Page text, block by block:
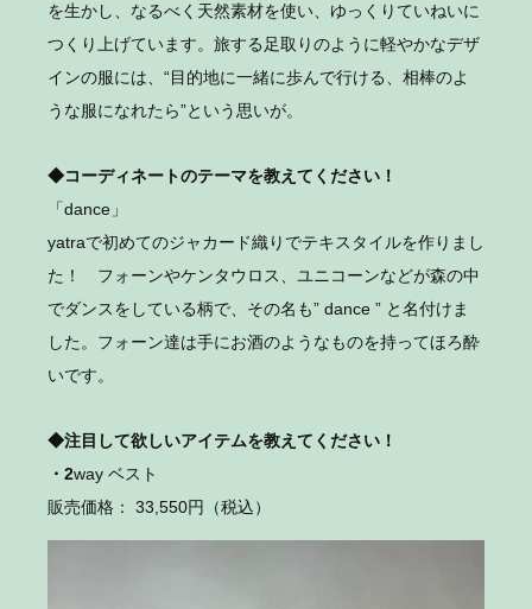
を生かし、なるべく天然素材を使い、ゆっくりていねいに
つくり上げています。旅する足取りのように軽やかなデザ
インの服には、“目的地に一緒に歩んで行ける、相棒のよ
うな服になれたら”という思いが。
◆コーディネートのテーマを教えてください！
「dance」
yatraで初めてのジャカード織りでテキスタイルを作りまし
た！ フォーンやケンタウロス、ユニコーンなどが森の中
でダンスをしている柄で、その名も” dance ” と名付けま
した。フォーン達は手にお酒のようなものを持ってほろ酔
いです。
◆注目して欲しいアイテムを教えてください！
・2way ベスト
販売価格： 33,550円（税込）